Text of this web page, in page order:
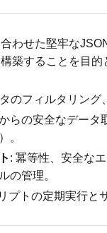
合わせた堅牢な
築することを目的
のフィルタリング
らの安全なデータ
。
: 冪等性、安全な
の管理。
プトの定期実行と